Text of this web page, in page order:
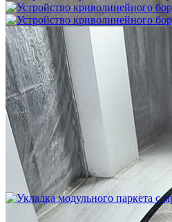
Устройство криволинейного
2 500 ₽